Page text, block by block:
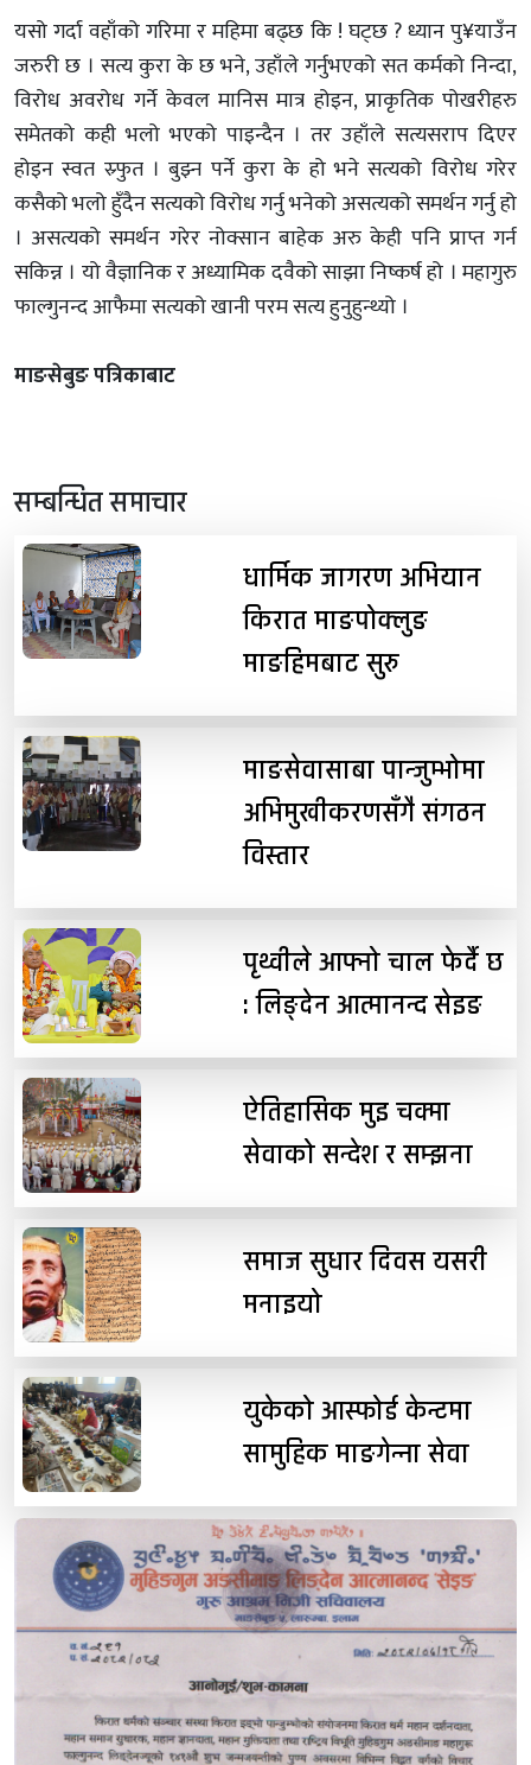
यसो गर्दा वहाँको गरिमा र महिमा बढ्छ कि ! घट्छ ? ध्यान पु¥याउँन
जरुरी छ । सत्य कुरा के छ भने, उहाँले गर्नुभएको सत कर्मको निन्दा,
विरोध अवरोध गर्ने केवल मानिस मात्र होइन, प्राकृतिक पोखरीहरु
समेतको कही भलो भएको पाइन्दैन । तर उहाँले सत्यसराप दिएर
होइन स्वत स्र्फुत । बुझ्न पर्ने कुरा के हो भने सत्यको विरोध गरेर
कसैको भलो हुँदैन सत्यको विरोध गर्नु भनेको असत्यको समर्थन गर्नु हो
। असत्यको समर्थन गरेर नोक्सान बाहेक अरु केही पनि प्राप्त गर्न
सकिन्न । यो वैज्ञानिक र अध्यामिक दवैको साझा निष्कर्ष हो । महागुरु
फाल्गुनन्द आफैमा सत्यको खानी परम सत्य हुनुहुन्थ्यो ।
माङसेबुङ पत्रिकाबाट
सम्बन्धित समाचार
धार्मिक जागरण अभियान
किरात माङपोक्लुङ
माङहिमबाट सुरु
माङसेवासाबा पान्जुम्भोमा
अभिमुखीकरणसँगै संगठन
विस्तार
पृथ्वीले आफ्नो चाल फेर्दै छ
: लिङ्देन आत्मानन्द सेइङ
ऐतिहासिक मुइ चक्मा
सेवाको सन्देश र सम्झना
समाज सुधार दिवस यसरी
मनाइयो
युकेको आस्फोर्ड केन्टमा
सामुहिक माङगेन्ना सेवा